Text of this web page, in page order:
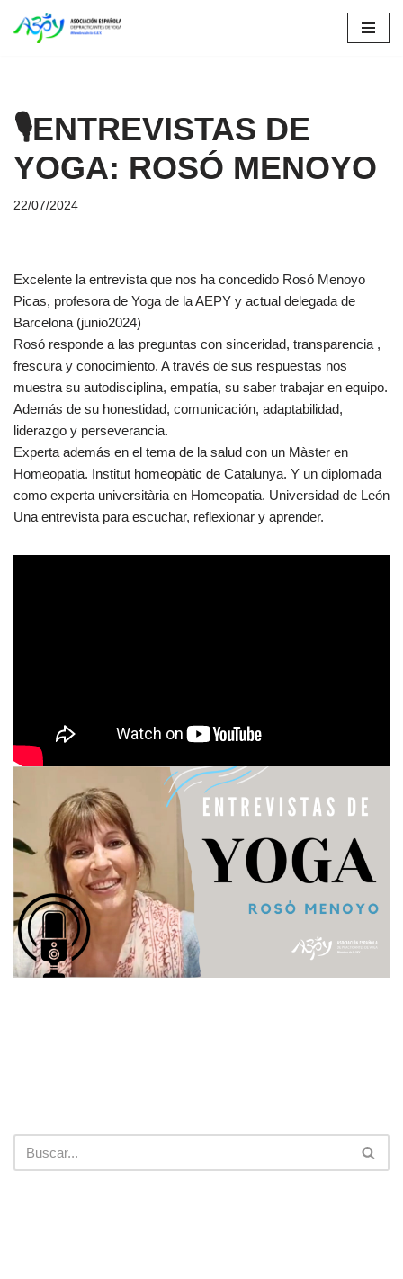
Saltar
🎙ENTREVISTAS DE
YOGA: ROSÓ MENOYO
22/07/2024
Excelente la entrevista que nos ha concedido Rosó Menoyo
Picas, profesora de Yoga de la AEPY y actual delegada de
Barcelona (junio2024)
Rosó responde a las preguntas con sinceridad, transparencia ,
frescura y conocimiento. A través de sus respuestas nos
muestra su autodisciplina, empatía, su saber trabajar en equipo.
Además de su honestidad, comunicación, adaptabilidad,
liderazgo y perseverancia.
Experta además en el tema de la salud con un Màster en
Homeopatia. Institut homeopàtic de Catalunya. Y un diplomada
como experta universitària en Homeopatia. Universidad de León
Una entrevista para escuchar, reflexionar y aprender.